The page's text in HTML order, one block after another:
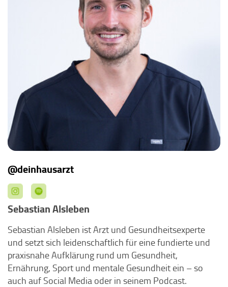
@deinhausarzt
Sebastian Alsleben
Sebastian Alsleben ist Arzt und Gesundheitsexperte
und setzt sich leidenschaftlich für eine fundierte und
praxisnahe Aufklärung rund um Gesundheit,
Ernährung, Sport und mentale Gesundheit ein – so
auch auf Social Media oder in seinem Podcast.